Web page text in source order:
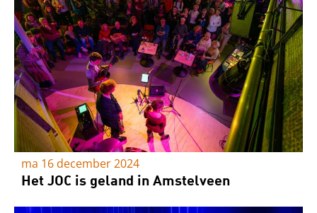
ma 16 december 2024
Het JOC is geland in Amstelveen